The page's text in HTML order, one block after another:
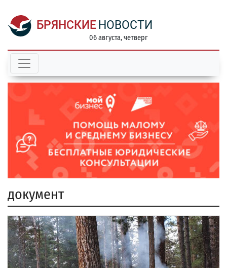
БРЯНСКИЕ НОВОСТИ
06 августа, четверг
документ